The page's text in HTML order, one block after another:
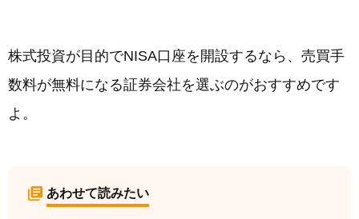
株式投資が目的でNISA口座を開設するなら、売買手
数料が無料になる証券会社を選ぶのがおすすめです
よ。
あわせて読みたい